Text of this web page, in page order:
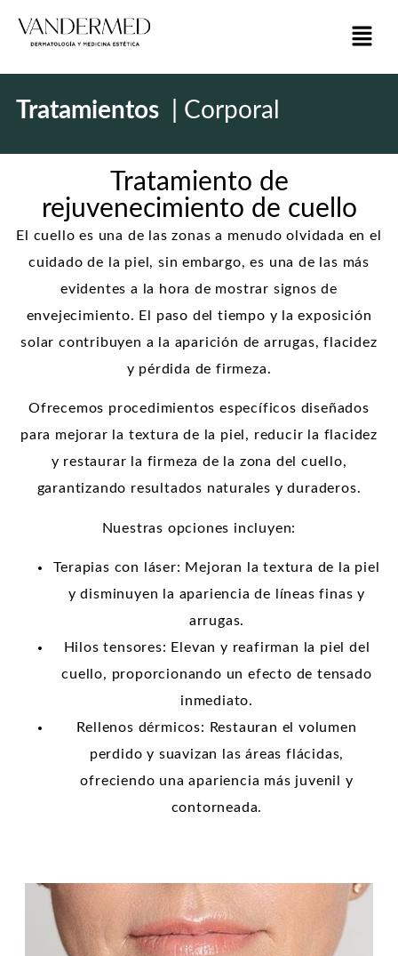
Tratamientos Corporal
Tratamiento de
rejuvenecimiento de cuello
El cuello es una de las zonas a menudo olvidada en el
cuidado de la piel, sin embargo, es una de las más
evidentes a la hora de mostrar signos de
envejecimiento. El paso del tiempo y la exposición
solar contribuyen a la aparición de arrugas, flacidez
y pérdida de firmeza.
Ofrecemos procedimientos específicos diseñados
para mejorar la textura de la piel, reducir la flacidez
y restaurar la firmeza de la zona del cuello,
garantizando resultados naturales y duraderos.
Nuestras opciones incluyen:
Terapias con láser: Mejoran la textura de la piel
y disminuyen la apariencia de líneas finas y
arrugas.
Hilos tensores: Elevan y reafirman la piel del
cuello, proporcionando un efecto de tensado
inmediato.
Rellenos dérmicos: Restauran el volumen
perdido y suavizan las áreas flácidas,
ofreciendo una apariencia más juvenil y
contorneada.